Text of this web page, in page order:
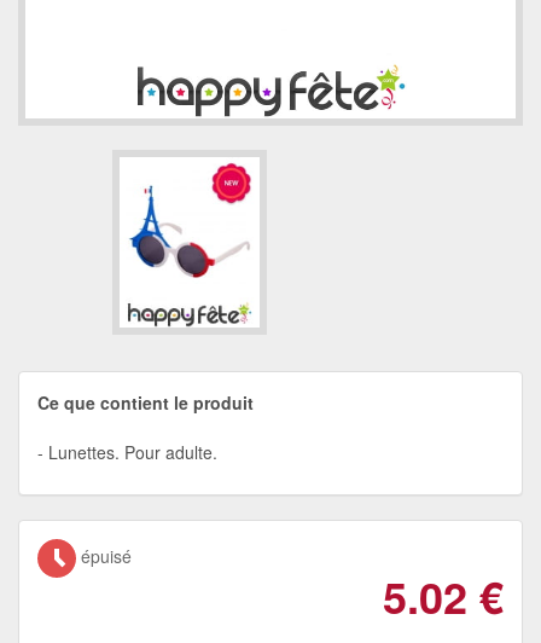
Ce que contient le produit
Lunettes. Pour adulte.
épuisé
5.02 €